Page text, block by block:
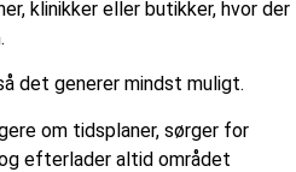
klinikker eller butikker, hvor der
det generer mindst muligt.
om tidsplaner, sørger for
efterlader altid området